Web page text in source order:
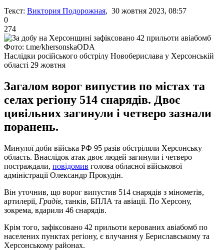
Текст: Виктория Подорожная, 30 жовтня 2023, 08:57
0
274
Фото: t.me/khersonskaODA
Наслідки російського обстрілу Новоберислава у Херсонській
області 29 жовтня
Загалом ворог випустив по містах та
селах регіону 514 снарядів. Двоє
цивільних загинули і четверо зазнали
поранень.
Минулої доби війська РФ 95 разів обстріляли Херсонську
область. Внаслідок атак двоє людей загинули і четверо
постраждали, повідомив голова обласної військової
адміністрації Олександр Прокудін.
Він уточнив, що ворог випустив 514 снарядів з мінометів,
артилерії, Градів, танків, БПЛА та авіації. По Херсону,
зокрема, вдарили 46 снарядів.
Крім того, зафіксовано 42 прильоти керованих авіабомб по
населених пунктах регіону, є влучання у Бериславському та
Херсонському районах.